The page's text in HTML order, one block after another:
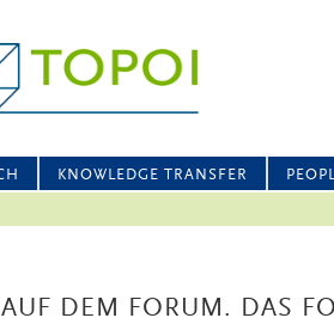
KNOWLEDGE TRANSFER
DEM FORUM. DAS